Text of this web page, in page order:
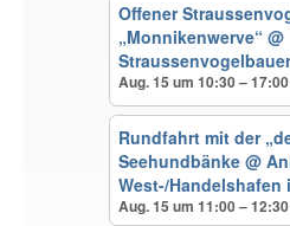
Offener
„Monnikenwerve“@
Aug. 15 um 10:30 – 17:00
Rundfahrt mit der
Seehundbänke@
West-/Handelshafen
Aug. 15 um 11:00 – 12:30